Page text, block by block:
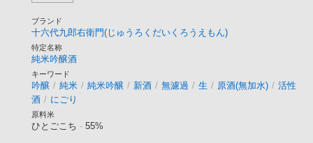
ブランド
十六代九郎右衛門(じゅうろくだいくろうえもん)
特定名称
純米吟醸酒
キーワード
吟醸 / 純米 / 純米吟醸 / 新酒 / 無濾過 / 生 / 原酒(無加水) / 活性
酒 / にごり
原料米
ひとごこち - 55%